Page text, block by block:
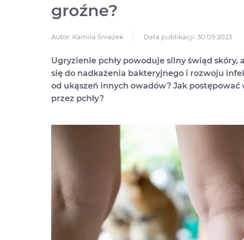
groźne?
Autor: Kamila Śnieżek Data publikacji: 30.09.2023
Ugryzienie pchły powoduje silny świąd
się do nadkażenia bakteryjnego i rozwoju
od ukąszeń innych owadów? Jak
przez pchły?